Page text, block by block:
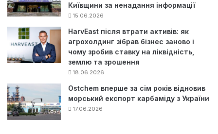
Київщини за ненадання інформації
15.06.2026
HarvEast після втрати активів: як
агрохолдинг зібрав бізнес заново і
чому зробив ставку на ліквідність,
землю та зрошення
18.06.2026
Ostchem вперше за сім років відновив
морський експорт карбаміду з України
17.06.2026